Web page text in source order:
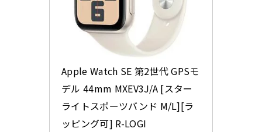
Apple Watch SE 第2世代 GPSモ
デル 44mm MXEV3J/A [スター
ライトスポーツバンド M/L][ラ
ッピング可] R-LOGI